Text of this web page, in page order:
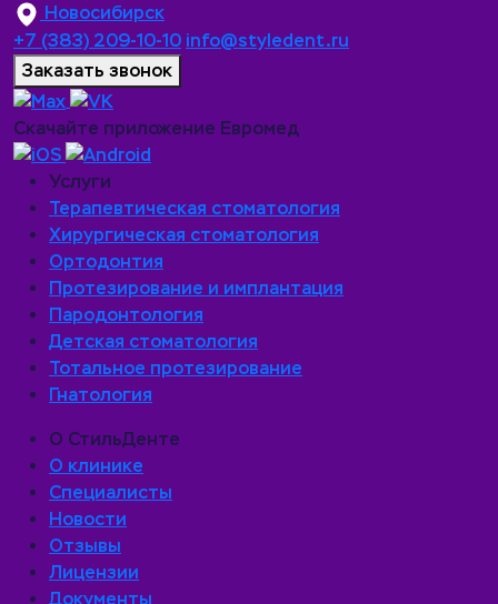
Новосибирск
+7 (383) 209-10-10 info@styledent.ru
Заказать звонок
Скачайте приложение Евромед
Услуги
Терапевтическая стоматология
Хирургическая стоматология
Ортодонтия
Протезирование и имплантация
Пародонтология
Детская стоматология
Тотальное протезирование
Гнатология
О СтильДенте
О клинике
Специалисты
Новости
Отзывы
Лицензии
Документы